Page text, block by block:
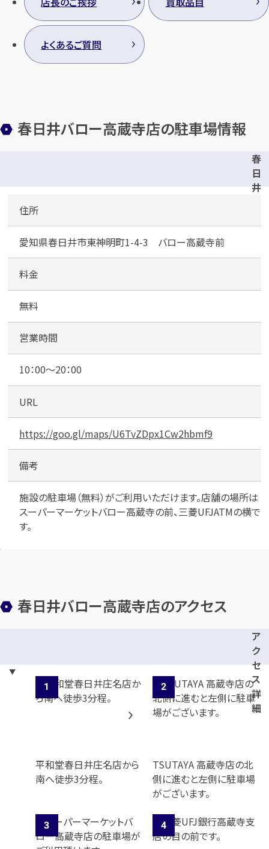
よくあるご質問
春日井バロー高蔵寺店の駐車場情報
春
日
井
ー
蔵
店
住所
愛知県春日井市東神明町1-4-3 バロー高蔵寺前
料金
無料
営業時間
10：00～20：00
URL
https://goo.gl/maps/U6TvZDpx1Cw2hbmf9
備考
施設の駐車場（無料）がご利用いただけます。店舗の場所は
スーパーマーケットバロー高蔵寺の前、三菱UFJATMの横で
す。
春日井バロー高蔵寺店のアクセス
ア
ク
セ
ス
詳
細
平和堂春日井庄名店から
南へ徒歩3分程。
TSUTAYA 高蔵寺店の北
側に進むと左側に駐車場
がございます。